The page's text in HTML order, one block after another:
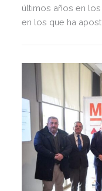
últimos años en
en los que ha